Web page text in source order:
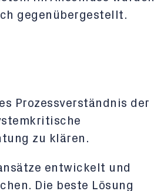
gegenübergestellt.
Prozessverständnis der
zu klären.
entwickelt und
Die beste Lösung